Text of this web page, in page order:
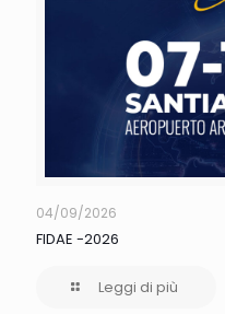
04/09/2026
FIDAE -2026
Leggi di più